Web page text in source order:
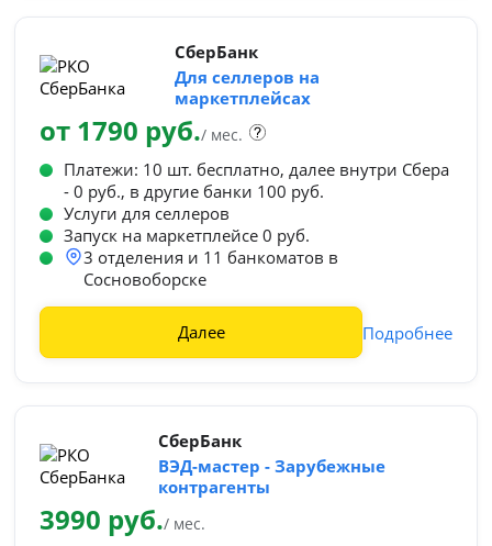
СберБанк
Для селлеров на
маркетплейсах
от 1790 руб./ мес.
Платежи: 10 шт. бесплатно, далее внутри Сбера
- 0 руб., в другие банки 100 руб.
Услуги для селлеров
Запуск на маркетплейсе 0 руб.
3 отделения и 11 банкоматов в
Сосновоборске
Далее Подробнее
СберБанк
ВЭД-мастер - Зарубежные
контрагенты
3990 руб./ мес.